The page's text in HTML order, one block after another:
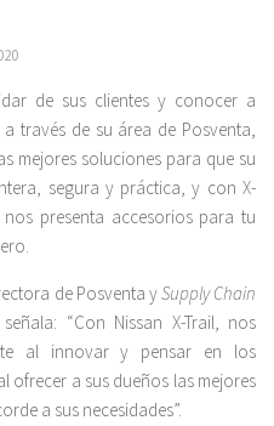
de sus clientes y conocer a
través de su área de Posventa,
mejores soluciones para que su
segura y práctica, y con X-
presenta accesorios para tu
de Posventa ySupply Chain
“Con Nissan X-Trail, nos
al innovar y pensar en los
ofrecer a sus dueños las mejores
a sus necesidades”.